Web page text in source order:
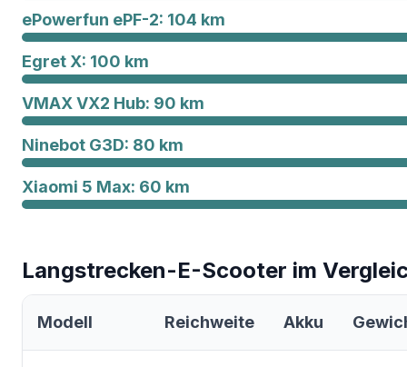
ePowerfun ePF-2: 104 km
Egret X: 100 km
VMAX VX2 Hub: 90 km
Ninebot G3D: 80 km
Xiaomi 5 Max: 60 km
Langstrecken-E-Scooter im
Modell Reichweite Akku